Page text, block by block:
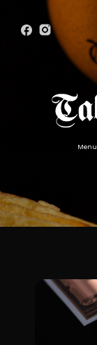
Menu